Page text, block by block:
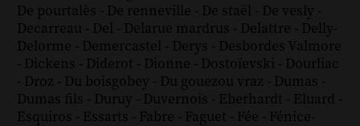
De pourtalès - De renneville - De staël - De vesly -
Decarreau - Del - Delarue mardrus - Delattre - Delly-
Delorme - Demercastel - Derys - Desbordes Valmore
- Dickens - Diderot - Dionne - Dostoïevski - Dourliac
- Droz - Du boisgobey - Du gouezou vraz - Dumas -
Dumas fils - Duruy - Duvernois - Eberhardt - Eluard -
Esquiros - Essarts - Fabre - Faguet - Fée - Fénice-